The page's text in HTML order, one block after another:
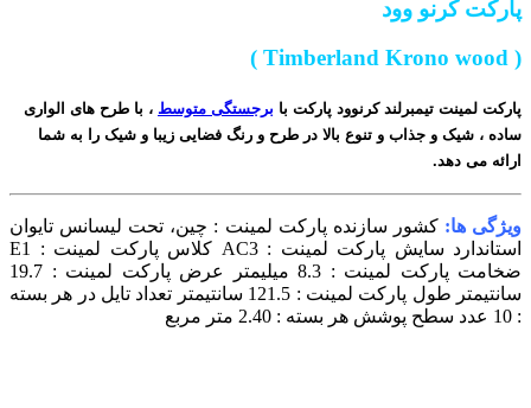
پارکت کرنو وود
( Timberland Krono wood )
پارکت لمینت تیمبرلند کرنوود پارکت با برجستگی متوسط ، با طرح های الواری
ساده ، شیک و جذاب و تنوع بالا در طرح و رنگ فضایی زیبا و شیک را به شما
ارائه می دهد.
ویژگی ها: کشور سازنده پارکت لمینت : چین، تحت لیسانس تایوان
استاندارد سایش پارکت لمینت : AC3
کلاس پارکت لمینت : E1
ضخامت پارکت لمینت : 8.3 میلیمتر
عرض پارکت لمینت : 19.7
سانتیمتر طول پارکت لمینت : 121.5 سانتیمتر
تعداد تایل در هر بسته
: 10 عدد
سطح پوشش هر بسته : 2.40 متر مربع